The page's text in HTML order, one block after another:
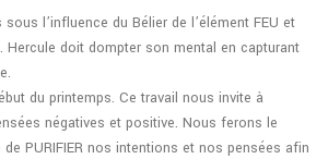
l’influence du Bélier de l’élément FEU et
Hercule doit dompter son mental en capturant
du printemps. Ce travail nous invite à
négatives et positive. Nous ferons le
PURIFIER nos intentions et nos pensées afin